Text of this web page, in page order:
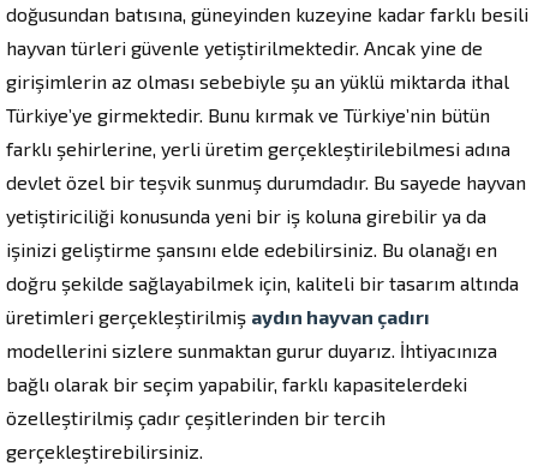
doğusundan batısına, güneyinden kuzeyine kadar farklı besili
hayvan türleri güvenle yetiştirilmektedir. Ancak yine de
girişimlerin az olması sebebiyle şu an yüklü miktarda ithal
Türkiye’ye girmektedir. Bunu kırmak ve Türkiye’nin bütün
farklı şehirlerine, yerli üretim gerçekleştirilebilmesi adına
devlet özel bir teşvik sunmuş durumdadır. Bu sayede hayvan
yetiştiriciliği konusunda yeni bir iş koluna girebilir ya da
işinizi geliştirme şansını elde edebilirsiniz. Bu olanağı en
doğru şekilde sağlayabilmek için, kaliteli bir tasarım altında
üretimleri gerçekleştirilmiş aydın hayvan çadırı
modellerini sizlere sunmaktan gurur duyarız. İhtiyacınıza
bağlı olarak bir seçim yapabilir, farklı kapasitelerdeki
özelleştirilmiş çadır çeşitlerinden bir tercih
gerçekleştirebilirsiniz.